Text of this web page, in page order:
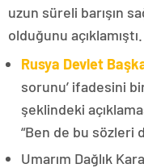
uzun süreli barışın
olduğunu açıklamıştı.
Rusya Devlet
sorunu’ ifadesini
şeklindeki
“Ben de bu sözleri
Umarım Dağlık